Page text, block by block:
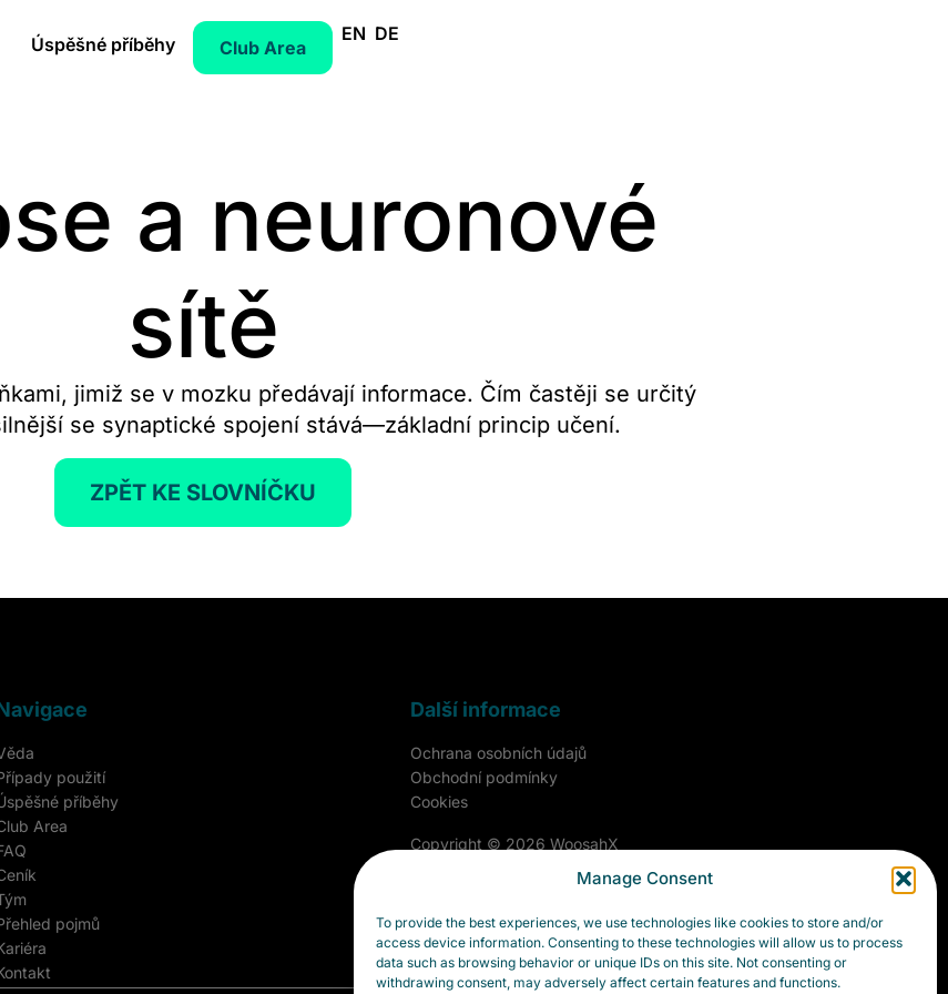
Manage Consent
To provide the best experiences, we use technologies like cookies to store and/or
access device information. Consenting to these technologies will allow us to process
data such as browsing behavior or unique IDs on this site. Not consenting or
withdrawing consent, may adversely affect certain features and functions.
Úspěšné příběhy Club Area
EN DE
a neuronové
sítě
jimiž se v mozku předávají informace. Čím častěji se určitý
se synaptické spojení stává—základní princip učení.
ZPĚT KE SLOVNÍČKU
použití
příběhy
Area
pojmů
Další informace
Ochrana osobních údajů
Obchodní podmínky
Cookies
Copyright © 2026 WoosahX
Všechna práva vyhrazena.